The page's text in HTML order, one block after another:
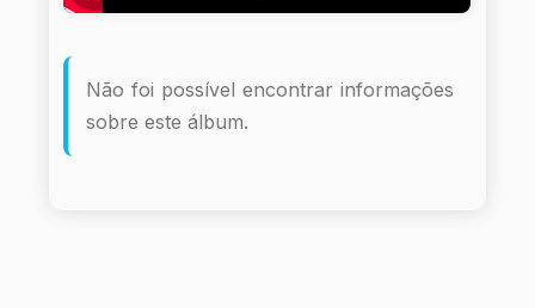
Não foi possível encontrar informações
sobre este álbum.